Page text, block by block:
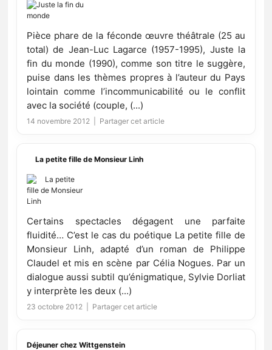
Pièce phare de la féconde œuvre théâtrale (25 au
total) de Jean-Luc Lagarce (1957-1995), Juste la
fin du monde (1990), comme son titre le suggère,
puise dans les thèmes propres à l’auteur du Pays
lointain comme l’incommunicabilité ou le conflit
avec la société (couple, (...)
14 novembre 2012 | Partager cet article
La petite fille de Monsieur Linh
Certains spectacles dégagent une parfaite
fluidité… C’est le cas du poétique La petite fille de
Monsieur Linh, adapté d’un roman de Philippe
Claudel et mis en scène par Célia Nogues. Par un
dialogue aussi subtil qu’énigmatique, Sylvie Dorliat
y interprète les deux (...)
23 octobre 2012 | Partager cet article
Déjeuner chez Wittgenstein